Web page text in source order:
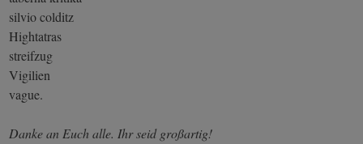
silvio colditz
Hightatras
streifzug
Vigilien
vague.
Danke an Euch alle. Ihr seid großartig!